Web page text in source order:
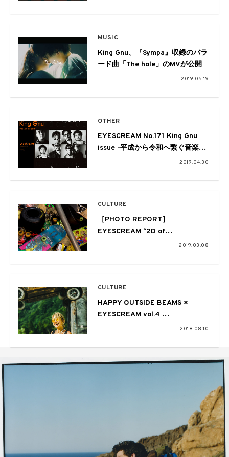
MUSIC
King Gnu、『Sympa』収録のバラ
ード曲「The hole」のMVが公開
2019.05.19
OTHER
EYESCREAM No.171 King Gnu
issue -平成から令和へ繋ぐ音楽の
形- 5月1日（令和元年・初日）発
2019.04.30
CULTURE
［PHOTO REPORT］
EYESCREAM “2D of
Skateboarding” POP UP STORE
HARAJUKU
2019.03.08
CULTURE
HAPPY OUTSIDE BEAMS ×
EYESCREAM vol.4
〜FUJI ROCK FESTIVAL ’18〜
2018.08.10